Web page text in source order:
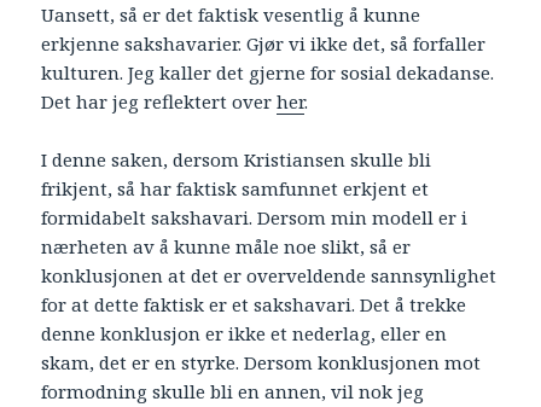
Uansett, så er det faktisk vesentlig å kunne
erkjenne sakshavarier. Gjør vi ikke det, så forfaller
kulturen. Jeg kaller det gjerne for sosial dekadanse.
Det har jeg reflektert overher.
I denne saken, dersom Kristiansen skulle bli
frikjent, så har faktisk samfunnet erkjent et
formidabelt sakshavari. Dersom min modell er i
nærheten av å kunne måle noe slikt, så er
konklusjonen at det er overveldende sannsynlighet
for at dette faktisk er et sakshavari. Det å trekke
denne konklusjon er ikke et nederlag, eller en
skam, det er en styrke. Dersom konklusjonen mot
formodning skulle bli en annen, vil nok jeg